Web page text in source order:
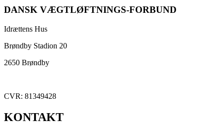
DANSK VÆGTLØFTNINGS-FORBUND
Idrættens Hus
Brøndby Stadion 20
2650 Brøndby
CVR: 81349428
KONTAKT